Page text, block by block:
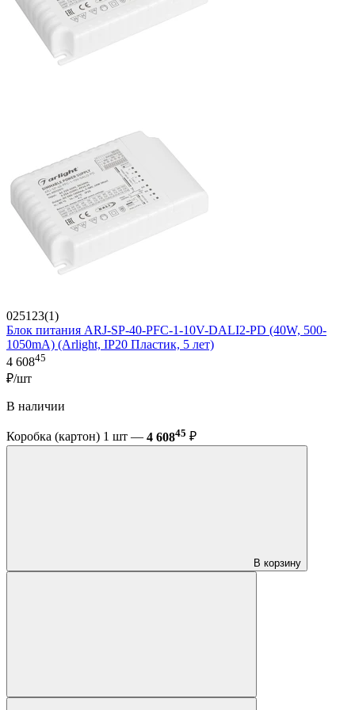
025123(1)
Блок питания ARJ-SP-40-PFC-1-10V-DALI2-PD (40W, 500-
1050mA) (Arlight, IP20 Пластик, 5 лет)
4 60845
₽/шт
В наличии
Коробка (картон) 1 шт — 4 60845 ₽
В корзину